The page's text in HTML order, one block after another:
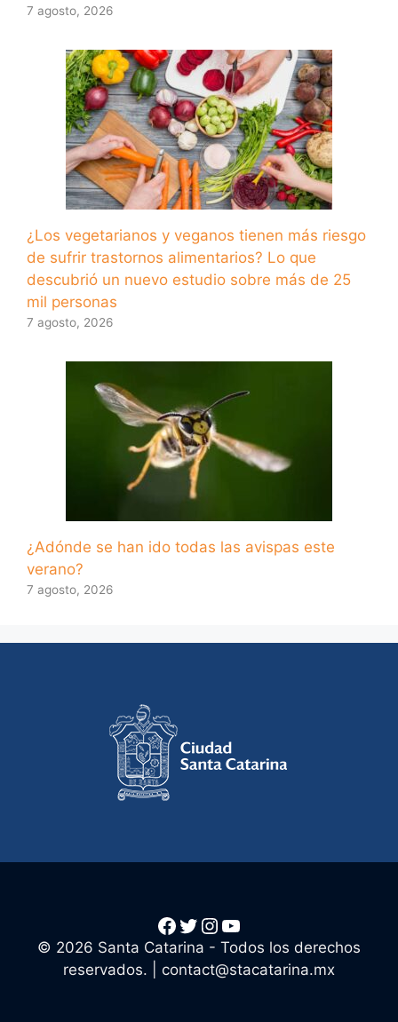
7 agosto, 2026
¿Los vegetarianos y veganos tienen más riesgo
de sufrir trastornos alimentarios? Lo que
descubrió un nuevo estudio sobre más de 25
mil personas
7 agosto, 2026
¿Adónde se han ido todas las avispas este
verano?
7 agosto, 2026
© 2026 Santa Catarina - Todos los derechos
reservados. | contact@stacatarina.mx
Facebook
Twitter
Instagram
YouTube